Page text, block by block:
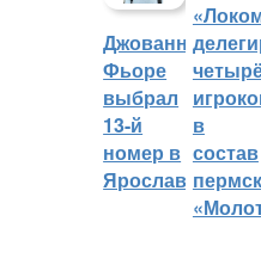
Джованни
Фьоре
выбрал
13-й
номер в
Ярославле
в
состав